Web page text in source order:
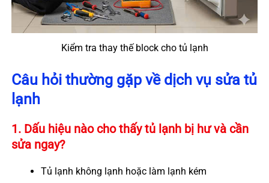
Kiểm tra thay thế block cho tủ lạnh
Câu hỏi thường gặp về dịch vụ sửa tủ
lạnh
1. Dấu hiệu nào cho thấy tủ lạnh bị hư và cần
sửa ngay?
Tủ lạnh không lạnh hoặc làm lạnh kém